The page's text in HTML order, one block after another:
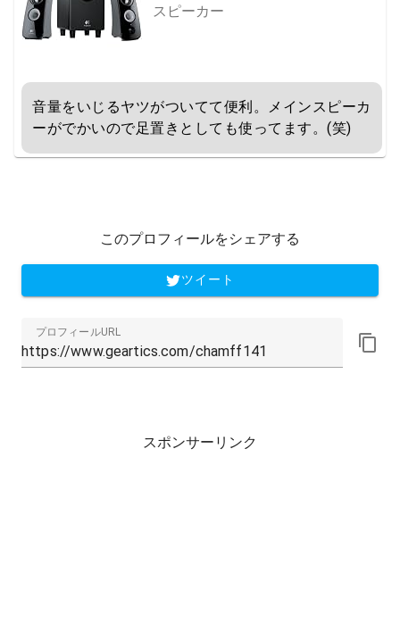
スピーカー
音量をいじるヤツがついてて便利。メインスピーカ
ーがでかいので足置きとしても使ってます。(笑)
このプロフィールをシェアする
ツイート
プロフィールURL
スポンサーリンク